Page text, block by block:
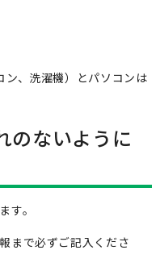
、洗濯機）とパソコンは
のないように
す。
まで必ずご記入くださ